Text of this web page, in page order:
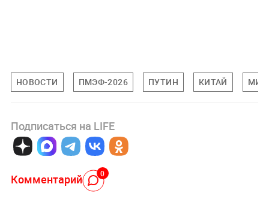
НОВОСТИ ПМЭФ-2026 ПУТИН КИТАЙ
Подписаться на LIFE
Комментарий 0